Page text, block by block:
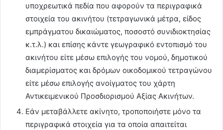
υποχρεωτικά πεδία που αφορούν τα περιγραφικά
στοιχεία του ακινήτου (τετραγωνικά μέτρα, είδος
εμπράγματου δικαιώματος, ποσοστό συνιδιοκτησίας
κ.τ.λ.) και επίσης κάντε γεωγραφικό εντοπισμό του
ακινήτου είτε μέσω επιλογής του νομού, δημοτικού
διαμερίσματος και δρόμων οικοδομικού τετραγώνου
είτε μέσω επιλογής ανοίγματος του χάρτη
Αντικειμενικού Προσδιορισμού Αξίας Ακινήτων.
Εάν μεταβάλλετε ακίνητο, τροποποιήστε μόνο τα
περιγραφικά στοιχεία για τα οποία απαιτείται